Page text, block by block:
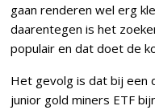
gaan renderen wel erg
daarentegen is het
populair en dat doet de
Het gevolg is dat bij een
junior gold miners ETF